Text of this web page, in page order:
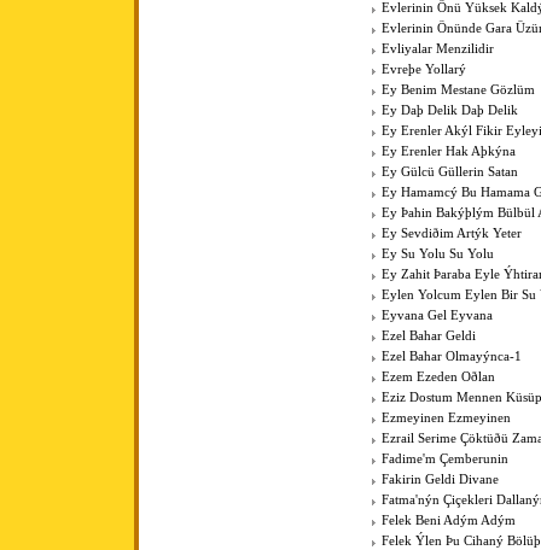
Evlerinin Önü Yüksek
Evlerinin Önünde Gara
Evliyalar Menzilidir
Evreþe Yollarý
Ey Benim Mestane Gözlüm
Ey Daþ Delik Daþ Delik
Ey Erenler Akýl Fikir
Ey Erenler Hak Aþkýna
Ey Gülcü Güllerin Satan
Ey Hamamcý Bu Hamama
Ey Þahin Bakýþlým Bülbül
Ey Sevdiðim Artýk Yeter
Ey Su Yolu Su Yolu
Ey Zahit Þaraba Eyle
Eylen Yolcum Eylen Bir Su
Eyvana Gel Eyvana
Ezel Bahar Geldi
Ezel Bahar Olmayýnca-1
Ezem Ezeden Oðlan
Eziz Dostum Mennen
Ezmeyinen Ezmeyinen
Ezrail Serime Çöktüðü
Fadime'm Çemberunin
Fakirin Geldi Divane
Fatma'nýn Çiçekleri
Felek Beni Adým Adým
Felek Ýlen Þu Cihaný